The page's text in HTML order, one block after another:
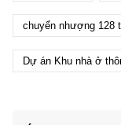
chuyển nhượng 128
Dự án Khu nhà ở